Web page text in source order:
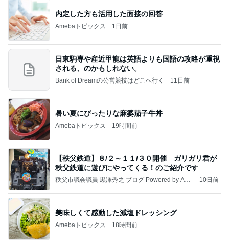
内定した方も活用した面接の回答
Amebaトピックス 1日前
日東駒専や産近甲龍は英語よりも国語の攻略が重視
される、のかもしれない。
Bank of Dreamの公営競技はどこへ行く 11日前
暑い夏にぴったりな麻婆茄子牛丼
Amebaトピックス 19時間前
【秩父鉄道】８/２～１１/３０開催 ガリガリ君が
秩父鉄道に遊びにやってくる！のご紹介です
秩父市議会議員 黒澤秀之 ブログ Powered by Ame
10日前
美味しくて感動した減塩ドレッシング
Amebaトピックス 18時間前